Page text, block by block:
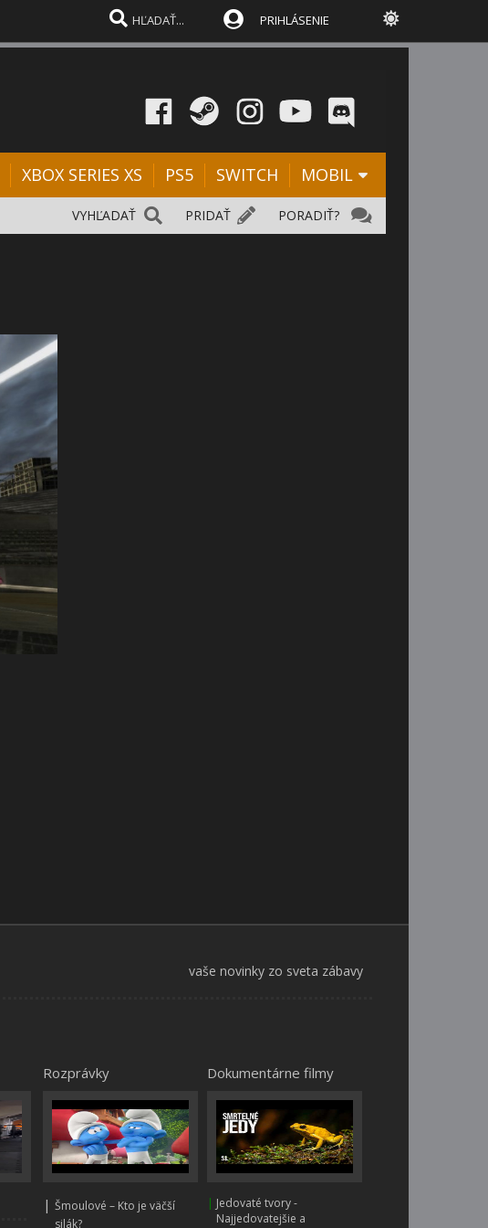
PRIHLÁSENIE
XBOX SERIES XS PS5 SWITCH MOBIL
PORADIŤ?
PRIDAŤ
VYHĽADAŤ
vaše novinky zo sveta zábavy
Rozprávky
| Šmoulové – Kto je väčší
silák?
Dokumentárne filmy
| Jedovaté tvory -
Najjedovatejšie a